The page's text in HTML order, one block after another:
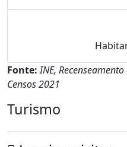
Fonte:INE,
Censos 2021
Turismo